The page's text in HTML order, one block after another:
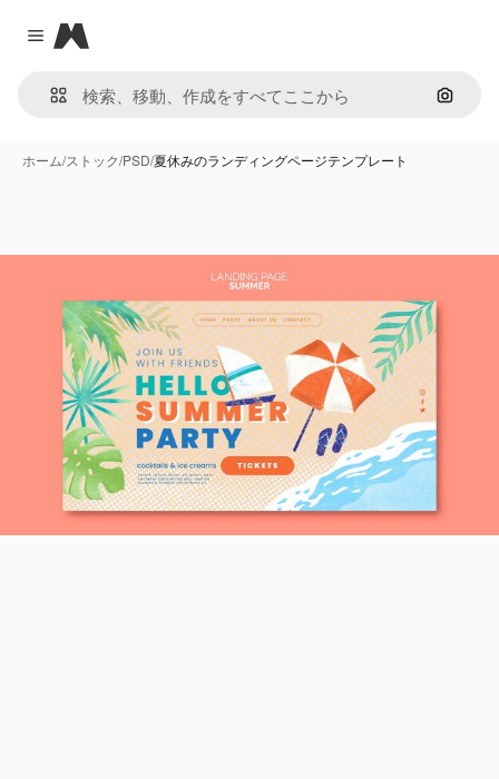
Close menu
Magnific
画像で
ホーム/ストック/PSD/夏休みのランディングページテンプレート